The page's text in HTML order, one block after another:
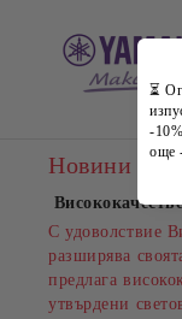
Новини
С удоволствие
разширява
предлага
утвърдени
⏳
-
още